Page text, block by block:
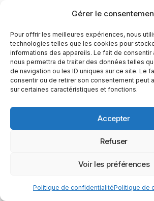
Gérer le
Pour offrir les meilleures expériences, nous
technologies telles que les cookies pour
informations des appareils. Le fait de consentir
nous permettra de traiter des données telles
de navigation ou les ID uniques sur ce site. Le
consentir ou de retirer son consentement peut
sur certaines caractéristiques et fonctions.
Accepter
Refuser
Voir les préférences
Politique de confidentialitéPolitique de
YubiGeek est un média français dédié
technologies, à la culture geek et au
du web, du gaming et de la science,
© 2025 YubiGeek. Tous droits réservés.